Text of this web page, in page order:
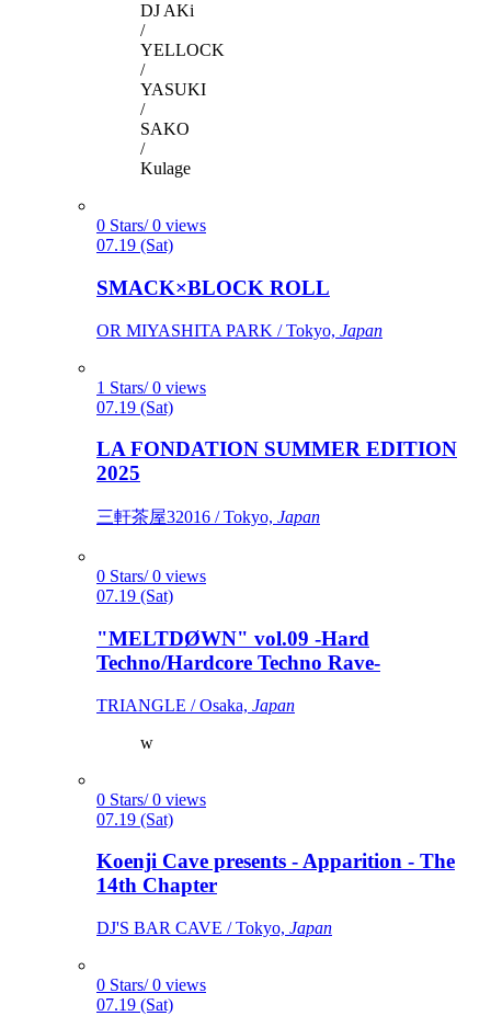
DJ AKi
/
YELLOCK
/
YASUKI
/
SAKO
/
Kulage
0 Stars/ 0 views
07.19 (Sat)
SMACK×BLOCK ROLL
OR MIYASHITA PARK / Tokyo, Japan
1 Stars/ 0 views
07.19 (Sat)
LA FONDATION SUMMER EDITION
2025
三軒茶屋32016 / Tokyo, Japan
0 Stars/ 0 views
07.19 (Sat)
"MELTDØWN" vol.09 -Hard
Techno/Hardcore Techno Rave-
TRIANGLE / Osaka, Japan
w
0 Stars/ 0 views
07.19 (Sat)
Koenji Cave presents - Apparition - The
14th Chapter
DJ'S BAR CAVE / Tokyo, Japan
0 Stars/ 0 views
07.19 (Sat)